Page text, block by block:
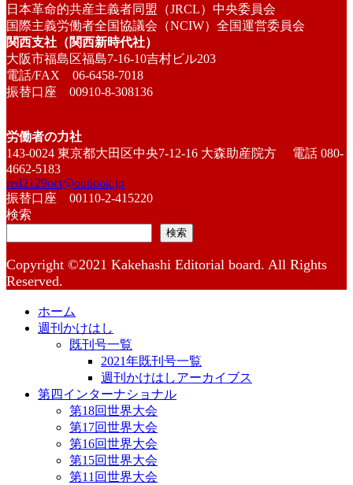
日本革命的共産主義者同盟（JRCL）中央委員会
国際主義労働者全国協議会（NCIW）全国運営委員会
関西支社（関西新時代社）
大阪市福島区福島7-16-10吉村ビル203
電話/FAX 06-6458-7018
振替口座 00910-8-308136
労働者の力社
143-0024 東京都大田区中央7-12-16 大森助産院方 電話 080-
4662-5183
red2129oct@outlook.jp
振替口座 00110-2-415220
検索
検索
Copyright ©2021 Kakehashi Editorial board. All Rights
Reserved.
ホーム
週刊かけはし
既刊号一覧
2021年既刊号一覧
週刊かけはしアーカイブス
第四インターナショナル
第18回世界大会
第17回世界大会
第16回世界大会
第15回世界大会
第11回世界大会